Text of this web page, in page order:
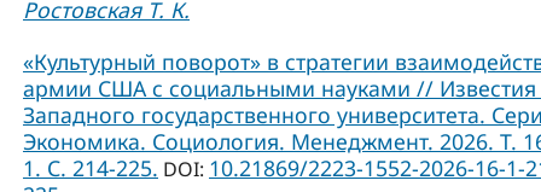
Ростовская Т. К.
«Культурный поворот» в стратегии
армии США с социальными науками //
Западного государственного университета.
Экономика. Социология. Менеджмент. 2026. Т.
1. С. 214-225. DOI: 10.21869/2223-1552-2026-16-1-